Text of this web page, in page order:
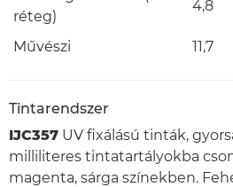
réteg)
4,8
Művészi 11,7
Tintarendszer
IJC357 UV fixálású tinták,
milliliteres tintatartályokba
magenta, sárga színekben.